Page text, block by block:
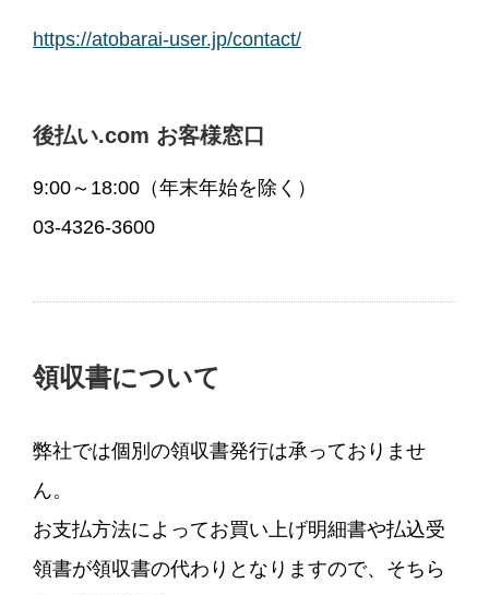
https://atobarai-user.jp/contact/
後払い.com お客様窓口
9:00～18:00（年末年始を除く）
03-4326-3600
領収書について
弊社では個別の領収書発行は承っておりませ
ん。
お支払方法によってお買い上げ明細書や払込受
領書が領収書の代わりとなりますので、そちら